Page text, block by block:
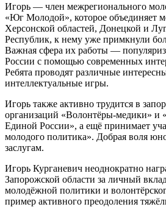
Игорь — член межрегионального
«Юг Молодой», которое объединяет
Херсонской областей, Донецкой и
Республик, к нему уже примкнули
Важная сфера их работы —
России с помощью современных
Ребята проводят различные
интеллектуальные игры.
Игорь также активно трудится в
организаций «Волонтёры-медики» и
Единой России», а ещё принимает
молодого политика». Добрая воля
заслугам.
Игорь Курганевич неоднократно
Запорожской области за личный
молодёжной политики и
пример активного преодоления